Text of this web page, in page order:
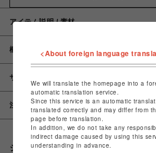
アイテム説明 / 素材
概要
サイズ
注意事項
シェアする
<About foreign language
We will translate the homepage into a
automatic translation service.
Since this service is an automatic
translated correctly and may differ from
page before translation.
In addition, we do not take any
indirect damage caused by using this
understanding in advance.